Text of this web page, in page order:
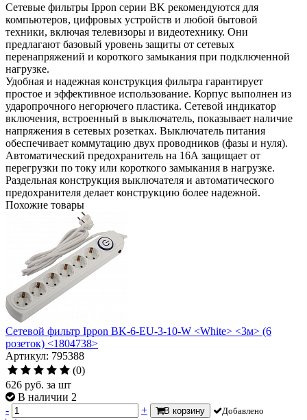
Сетевые фильтры Ippon серии BK рекомендуются для
компьютеров, цифровых устройств и любой бытовой
техники, включая телевизоры и видеотехнику. Они
предлагают базовый уровень защиты от сетевых
перенапряжений и короткого замыкания при подключенной
нагрузке.
Удобная и надежная конструкция фильтра гарантирует
простое и эффективное использование. Корпус выполнен из
ударопрочного негорючего пластика. Сетевой индикатор
включения, встроенный в выключатель, показывает наличие
напряжения в сетевых розетках. Выключатель питания
обеспечивает коммутацию двух проводников (фазы и нуля).
Автоматический предохранитель на 16А защищает от
перегрузки по току или короткого замыкания в нагрузке.
Раздельная конструкция выключателя и автоматического
предохранителя делает конструкцию более надежной.
Похожие товары
Сетевой фильтр Ippon BK-6-EU-3-10-W <White> <3м> (6
розеток) <1804738>
Артикул: 795388
(0)
626 руб. за шт
В наличии 2
-
+ В корзину Добавлено